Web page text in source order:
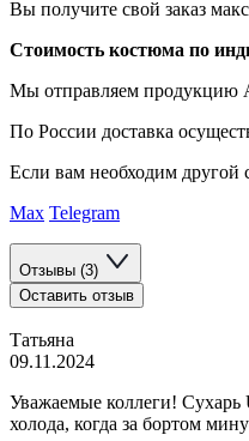
Вы получите свой заказ
Стоимость костюма по
Мы отправляем продукцию
По России доставка
Если вам необходим другой
Max Telegram
Отзывы (3)
Оставить отзыв
Татьяна
09.11.2024
Уважаемые коллеги! Сухарь
холода, когда за бортом